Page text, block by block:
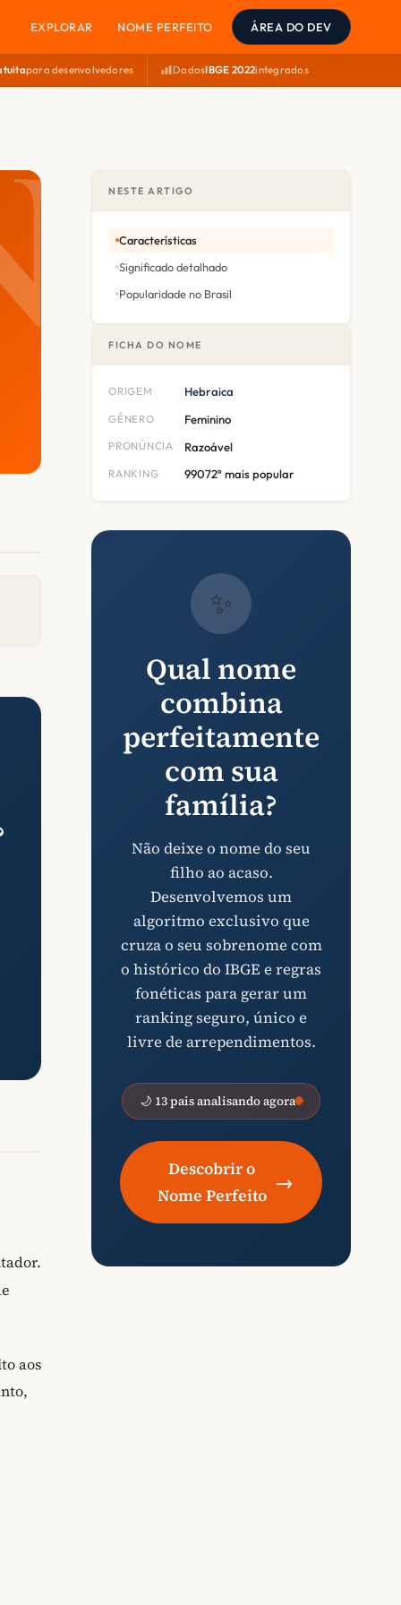
EXPLORAR NOME PERFEITO ÁREA DO DEV
para desenvolvedores DadosIBGE 2022integrados
aos
NESTE ARTIGO
Características
Significado detalhado
Popularidade no Brasil
FICHA DO NOME
ORIGEM Hebraica
GÊNERO Feminino
PRONÚNCIA Razoável
RANKING 99072º mais popular
✨
Qual nome
combina
perfeitamente
com sua
família?
Não deixe o nome do seu
filho ao acaso.
Desenvolvemos um
algoritmo exclusivo que
cruza o seu sobrenome com
o histórico do IBGE e regras
fonéticas para gerar um
ranking seguro, único e
livre de arrependimentos.
🌙 13 pais analisando agora
Descobrir o
Nome Perfeito
→